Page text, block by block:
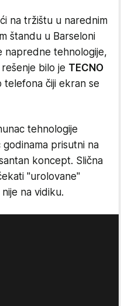
na tržištu u narednim
štandu u Barseloni
napredne tehnologije,
bilo je TECNO
telefona čiji ekran se
tehnologije
prisutni na
koncept. Slična
"urolovane"
na vidiku.